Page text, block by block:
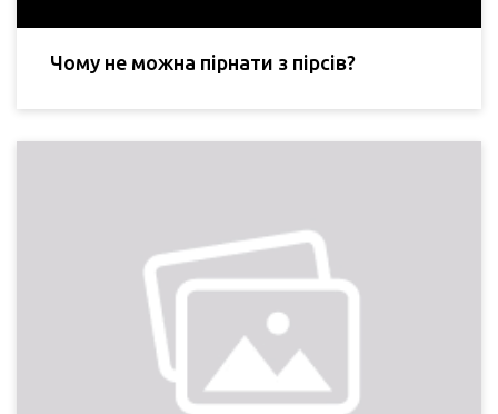
Чому не можна пірнати з пірсів?